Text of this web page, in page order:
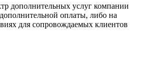
дополнительных услуг компании
оплаты, либо на
для сопровождаемых клиентов